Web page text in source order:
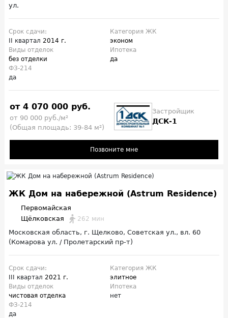
ул.
Срок сдачи:
II квартал 2014 г.
Категория ЖК
эконом
Виды отделок
без отделки
Ипотека
да
ФЗ-214
да
от 4 070 000 руб.
от 90 000 руб./м²
(Общая площадь: 39-84 м²)
Застройщик
ДСК-1
Позвоните мне
ЖК Дом на набережной (Astrum Residence)
Первомайская
Щёлковская
262 мин
Московская область, г. Щелково, Советская ул., вл. 60
(Комарова ул. / Пролетарский пр-т)
Срок сдачи:
III квартал 2021 г.
Категория ЖК
элитное
Виды отделок
чистовая отделка
Ипотека
нет
ФЗ-214
да